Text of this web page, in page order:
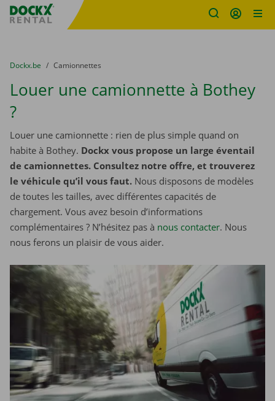
sitename
You are here:
du
Dockx.be to
Camionnettes
Louer une camionnette à Bothey
?
Louer une camionnette : rien de plus simple quand on
habite à Bothey. Dockx vous propose un large éventail
de camionnettes. Consultez notre offre, et trouverez
le véhicule qu’il vous faut. Nous disposons de modèles
de toutes les tailles, avec différentes capacités de
chargement. Vous avez besoin d’informations
complémentaires ? N’hésitez pas à nous contacter. Nous
nous ferons un plaisir de vous aider.